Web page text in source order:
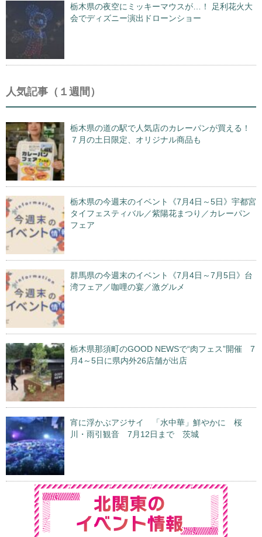
栃木県の夜空にミッキーマウスが…！ 足利花火大
会でディズニー演出ドローンショー
人気記事（１週間）
栃木県の道の駅で人気店のカレーパンが買える！
７月の土日限定、オリジナル商品も
栃木県の今週末のイベント《7月4日～5日》宇都宮
タイフェスティバル／紫陽花まつり／カレーパン
フェア
群馬県の今週末のイベント《7月4日～7月5日》台
湾フェア／咖哩の宴／激グルメ
栃木県那須町のGOOD NEWSで“肉フェス”開催 7
月4～5日に県内外26店舗が出店
宵に浮かぶアジサイ 「水中華」鮮やかに 桜
川・雨引観音 7月12日まで 茨城